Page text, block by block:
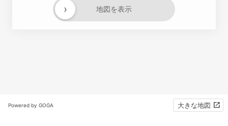
地図を表示
›
Powered by GOGA 大きな地図